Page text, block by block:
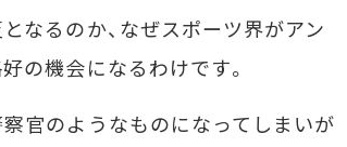
なるのか、なぜスポーツ界がアン
の機会になるわけです。
官のようなものになってしまいが